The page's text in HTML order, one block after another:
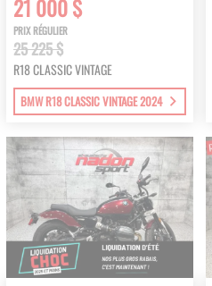
21 000 $
PRIX RÉGULIER
25 225 $
R18 CLASSIC VINTAGE
BMW R18 CLASSIC VINTAGE 2024